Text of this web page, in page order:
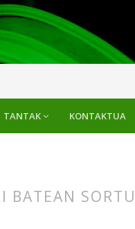
TANTAK KONTAKTUA
BATEAN